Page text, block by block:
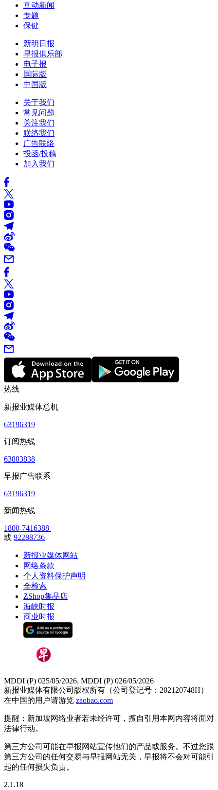
互动新闻
专题
保健
新明日报
早报俱乐部
电子报
国际版
中国版
关于我们
常见问题
关注我们
联络我们
广告联络
投函/投稿
加入我们
热线
新报业媒体总机
63196319
订阅热线
63883838
早报广告联系
63196319
新闻热线
1800-7416388
或 92288736
新报业媒体网站
网络条款
个人资料保护声明
全检索
ZShop集品店
海峡时报
商业时报
MDDI (P) 025/05/2026, MDDI (P) 026/05/2026
新报业媒体有限公司版权所有（公司登记号：202120748H）
在中国的用户请游览 zaobao.com
提醒：新加坡网络业者若未经许可，擅自引用本网内容将面对
法律行动。
第三方公司可能在早报网站宣传他们的产品或服务。不过您跟
第三方公司的任何交易与早报网站无关，早报将不会对可能引
起的任何损失负责。
2.1.18